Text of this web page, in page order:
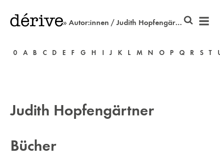
» Autor:innen / Judith Hopfengärtner
0 A B C D E F G H I J K L M N O P Q R S T
Judith Hopfengärtner
Bücher